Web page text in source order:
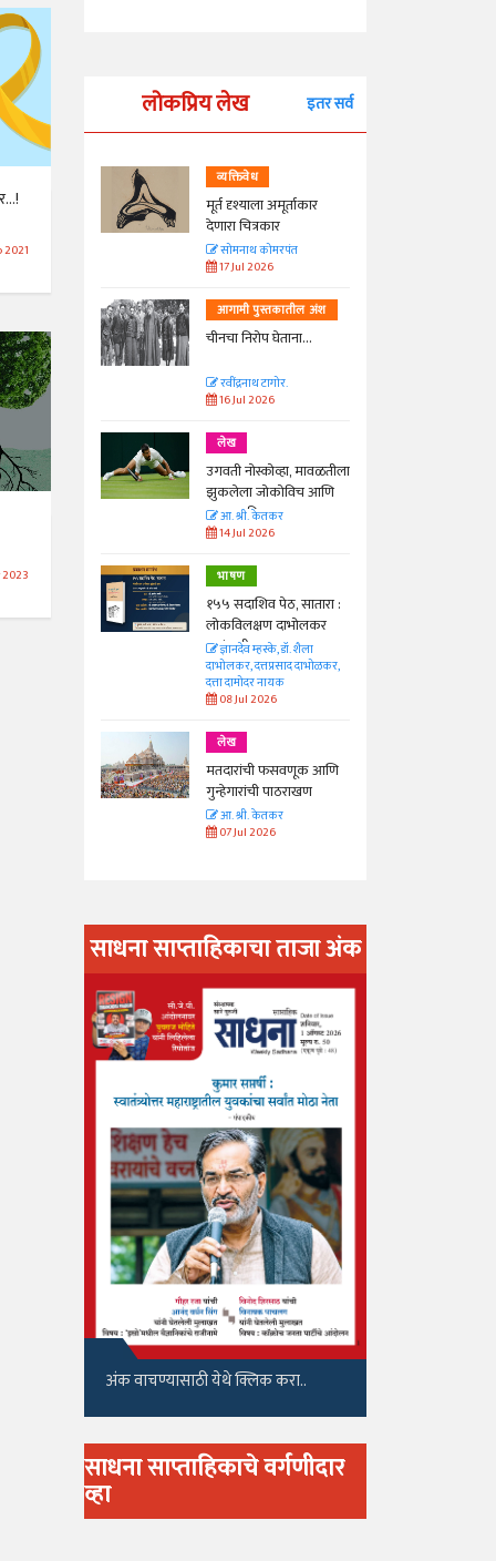
2021
लोकप्रिय लेख इतर सर्व
आणि
व्यक्तिवेध
मूर्त दृश्याला अमूर्ताकार
देणारा चित्रकार
सोमनाथ कोमरपंत
17 Jul 2026
आगामी पुस्तकातील अंश
चीनचा निरोप घेताना...
रवींद्रनाथ टागोर.
16 Jul 2026
लेख
उगवती नोस्कोव्हा, मावळतीला
झुकलेला जोकोविच आणि
दरम्यान विम्बल्डन
आ. श्री. केतकर
14 Jul 2026
भाषण
१५५ सदाशिव पेठ, सातारा :
लोकविलक्षण दाभोलकर
कुटुंबाची कथा
ज्ञानदेव म्हस्के, डॉ. शैला
दाभोलकर, दत्तप्रसाद दाभोळकर,
दत्ता दामोदर नायक
08 Jul 2026
लेख
मतदारांची फसवणूक आणि
गुन्हेगारांची पाठराखण
आ. श्री. केतकर
07 Jul 2026
साधना साप्ताहिकाचा ताजा अंक
अंक वाचण्यासाठी येथे क्लिक करा..
साधना साप्ताहिकाचे वर्गणीदार
व्हा